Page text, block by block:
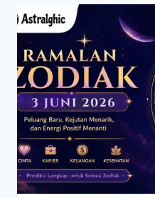
DISEBUT
SETIA
MENEMANI
DALAM
SUKA
DAN
DUKA